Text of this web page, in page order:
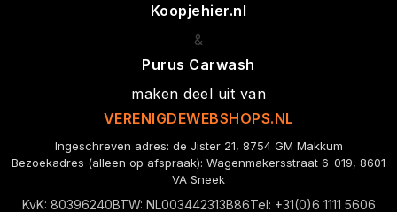
Koopjehier.nl
&
Purus Carwash
maken deel uit van
VERENIGDEWEBSHOPS.NL
Ingeschreven adres: de Jister 21, 8754 GM Makkum
Bezoekadres (alleen op afspraak): Wagenmakersstraat 6-019, 8601
VA Sneek
KvK: 80396240BTW: NL003442313B86Tel: +31(0)6 1111 5606